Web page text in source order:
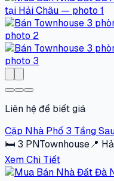
Liên hệ để biết giá
Cặp Nhà Phố 3 Tầng
🛏 3 PNTownhouse📍
Xem Chi Tiết